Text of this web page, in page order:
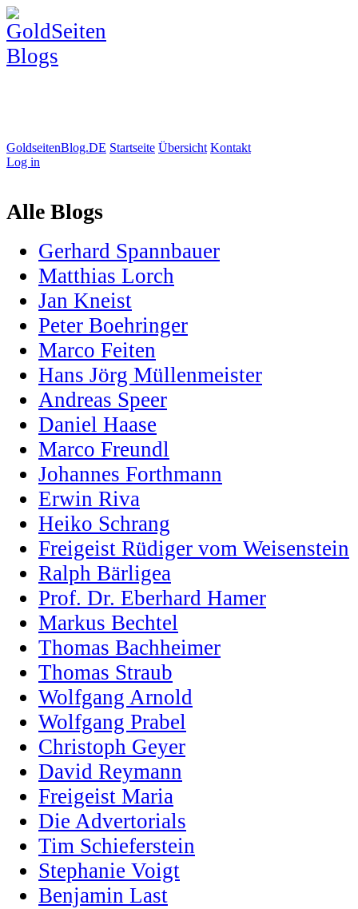
GoldseitenBlog.DE Startseite Übersicht Kontakt
Log in
Alle Blogs
Gerhard Spannbauer
Matthias Lorch
Jan Kneist
Peter Boehringer
Marco Feiten
Hans Jörg Müllenmeister
Andreas Speer
Daniel Haase
Marco Freundl
Johannes Forthmann
Erwin Riva
Heiko Schrang
Freigeist Rüdiger vom Weisenstein
Ralph Bärligea
Prof. Dr. Eberhard Hamer
Markus Bechtel
Thomas Bachheimer
Thomas Straub
Wolfgang Arnold
Wolfgang Prabel
Christoph Geyer
David Reymann
Freigeist Maria
Die Advertorials
Tim Schieferstein
Stephanie Voigt
Benjamin Last